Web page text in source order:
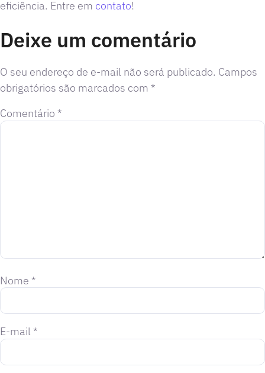
eficiência. Entre em contato!
Deixe um comentário
O seu endereço de e-mail não será publicado. Campos
obrigatórios são marcados com *
Comentário *
Nome *
E-mail *